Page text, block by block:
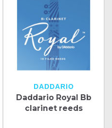
DADDARIO
Daddario Royal Bb
clarinet reeds